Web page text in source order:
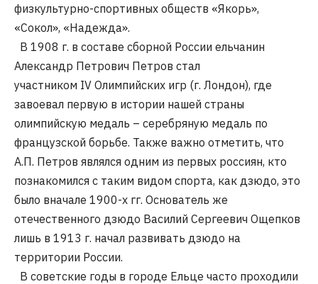
физкультурно-спортивных обществ «Якорь»,
«Сокол», «Надежда».
В 1908 г. в составе сборной России ельчанин
Александр Петрович Петров стал
участником IV Олимпийских игр (г. Лондон), где
завоевал первую в истории нашей страны
олимпийскую медаль – серебряную медаль по
французской борьбе. Также важно отметить, что
А.П. Петров являлся одним из первых россиян, кто
познакомился с таким видом спорта, как дзюдо, это
было вначале 1900-х гг. Основатель же
отечественного дзюдо Василий Сергеевич Ощепков
лишь в 1913 г. начал развивать дзюдо на
территории России.
В советские годы в городе Ельце часто проходили